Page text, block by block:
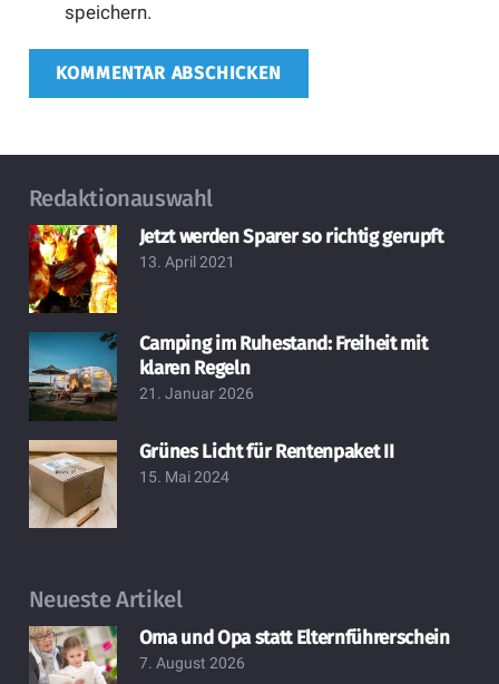
speichern.
KOMMENTAR ABSCHICKEN
Redaktionauswahl
Jetzt werden Sparer so richtig gerupft
13. April 2021
Camping im Ruhestand: Freiheit mit
klaren Regeln
21. Januar 2026
Grünes Licht für Rentenpaket II
15. Mai 2024
Neueste Artikel
Oma und Opa statt Elternführerschein
7. August 2026